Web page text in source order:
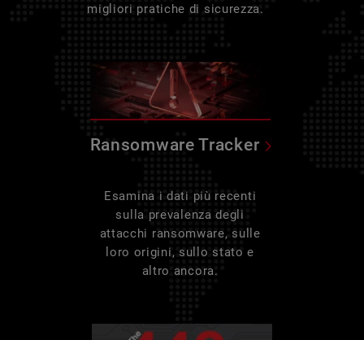
migliori pratiche di sicurezza.
Ransomware Tracker
Esamina i dati più recenti
sulla prevalenza degli
attacchi ransomware, sulle
loro origini, sullo stato e
altro ancora.